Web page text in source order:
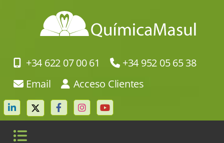
+34 622 07 00 61
+34 952 05 65 38
Email
Acceso Clientes